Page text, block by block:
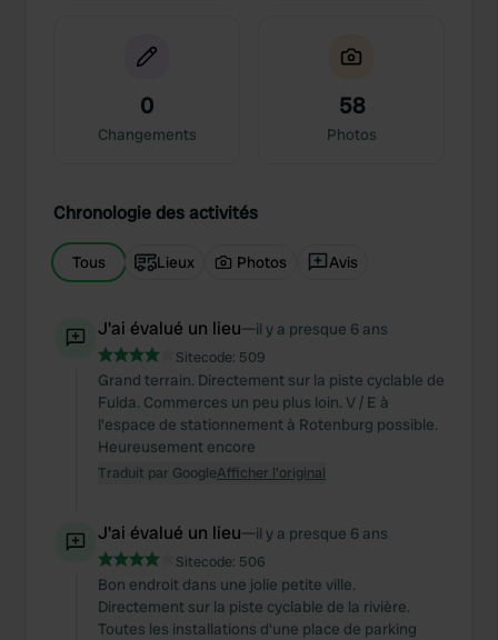
0
Changements
58
Photos
Chronologie des activités
Tous Lieux Photos Avis
J'ai évalué un lieu—il y a presque 6 ans
Sitecode: 509
Grand terrain. Directement sur la piste cyclable de
Fulda. Commerces un peu plus loin. V / E à
l'espace de stationnement à Rotenburg possible.
Heureusement encore
Traduit par GoogleAfficher l'original
J'ai évalué un lieu—il y a presque 6 ans
Sitecode: 506
Bon endroit dans une jolie petite ville.
Directement sur la piste cyclable de la rivière.
Toutes les installations d'une place de parking